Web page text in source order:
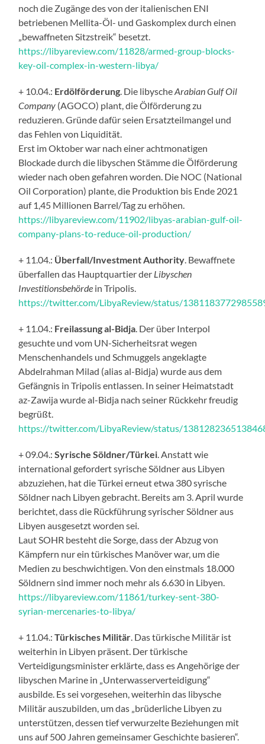
noch die Zugänge des von der italienischen ENI
betriebenen Mellita-Öl- und Gaskomplex durch einen
„bewaffneten Sitzstreik“ besetzt.
https://libyareview.com/11828/armed-group-blocks-
key-oil-complex-in-western-libya/
+ 10.04.: Erdölförderung . Die libyscheArabian Gulf Oil
Company (AGOCO) plant, die Ölförderung zu
reduzieren. Gründe dafür seien Ersatzteilmangel und
das Fehlen von Liquidität.
Erst im Oktober war nach einer achtmonatigen
Blockade durch die libyschen Stämme die Ölförderung
wieder nach oben gefahren worden. Die NOC (National
Oil Corporation) plante, die Produktion bis Ende 2021
auf 1,45 Millionen Barrel/Tag zu erhöhen.
https://libyareview.com/11902/libyas-arabian-gulf-oil-
company-plans-to-reduce-oil-production/
+ 11.04.: Überfall/Investment Authority . Bewaffnete
überfallen das Hauptquartier der Libyschen
Investitionsbehörde in Tripolis.
https://twitter.com/LibyaReview/status/
+ 11.04.: Freilassung al-Bidja . Der über Interpol
gesuchte und vom UN-Sicherheitsrat wegen
Menschenhandels und Schmuggels angeklagte
Abdelrahman Milad (alias al-Bidja) wurde aus dem
Gefängnis in Tripolis entlassen. In seiner Heimatstadt
az-Zawija wurde al-Bidja nach seiner Rückkehr freudig
begrüßt.
https://twitter.com/LibyaReview/status/
+ 09.04.:Syrische Söldner/Türkei . Anstatt wie
international gefordert syrische Söldner aus Libyen
abzuziehen, hat die Türkei erneut etwa 380 syrische
Söldner nach Libyen gebracht. Bereits am 3. April wurde
berichtet, dass die Rückführung syrischer Söldner aus
Libyen ausgesetzt worden sei.
Laut SOHR besteht die Sorge, dass der Abzug von
Kämpfern nur ein türkisches Manöver war, um die
Medien zu beschwichtigen. Von den einstmals 18.000
Söldnern sind immer noch mehr als 6.630 in Libyen.
https://libyareview.com/11861/turkey-sent-380-
syrian-mercenaries-to-libya/
+ 11.04.:Türkisches Militär . Das türkische Militär ist
weiterhin in Libyen präsent. Der türkische
Verteidigungsminister erklärte, dass es Angehörige der
libyschen Marine in „Unterwasserverteidigung“
ausbilde. Es sei vorgesehen, weiterhin das libysche
Militär auszubilden, um das „brüderliche Libyen zu
unterstützen, dessen tief verwurzelte Beziehungen mit
uns auf 500 Jahren gemeinsamer Geschichte basieren“.